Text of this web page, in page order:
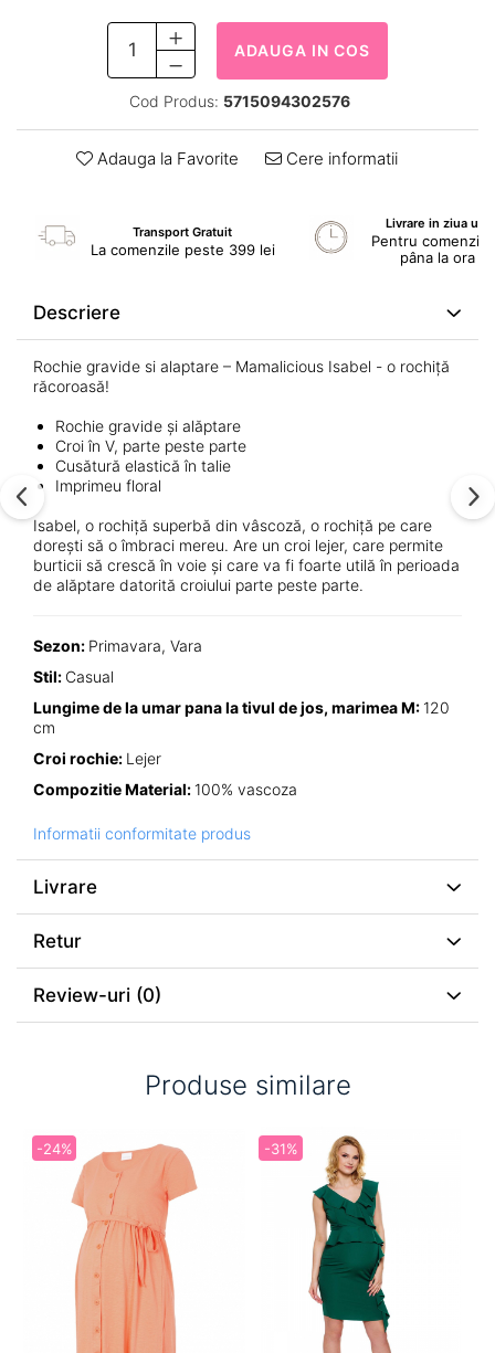
ADAUGA IN COS
Cod Produs: 5715094302576
Adauga la Favorite Cere informatii
Transport Gratuit
La comenzile peste 399 lei
Livrare in ziua
Pentru
pâna la ora
Descriere
Rochie gravide si alaptare – Mamalicious Isabel - o rochiță
răcoroasă!
Rochie gravide și alăptare
Croi în V, parte peste parte
Cusătură elastică în talie
Imprimeu floral
Isabel, o rochiță superbă din vâscoză, o rochiță pe care
dorești să o îmbraci mereu. Are un croi lejer, care permite
burticii să crescă în voie și care va fi foarte utilă în perioada
de alăptare datorită croiului parte peste parte.
Sezon: Primavara, Vara
Stil: Casual
Lungime de la umar pana la tivul de jos, marimea M: 120
cm
Croi rochie: Lejer
Compozitie Material: 100% vascoza
Informatii conformitate produs
Livrare
Retur
Review-uri (0)
Produse similare
-24% -31%